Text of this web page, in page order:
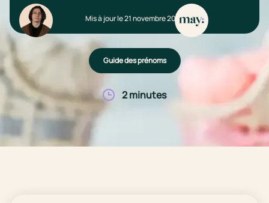
Mis à jour le 21 novembre 2025
Guide des prénoms
2 minutes